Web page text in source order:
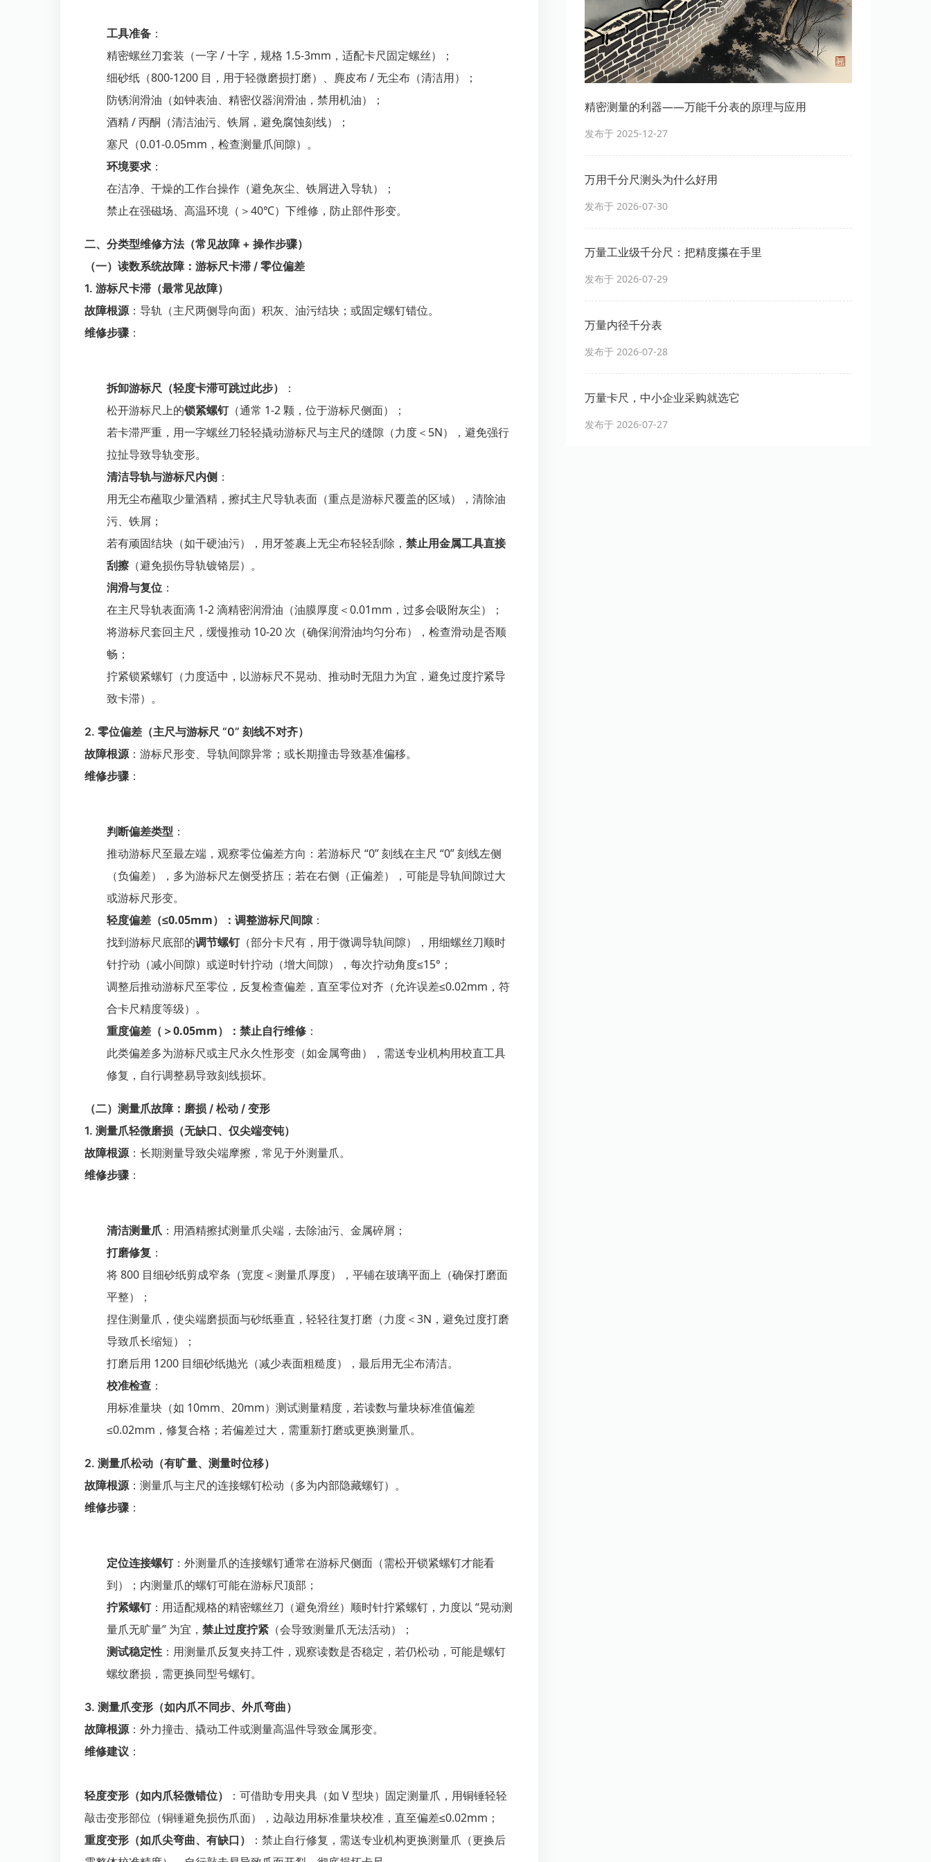
工具准备 ：
精密螺丝刀套装（一字 / 十字，规格 1.5-3mm，适配卡尺固定螺丝）；
细砂纸（800-1200 目，用于轻微磨损打磨）、麂皮布 / 无尘布（清洁用）；
防锈润滑油（如钟表油、精密仪器润滑油，禁用机油）；
酒精 / 丙酮（清洁油污、铁屑，避免腐蚀刻线）；
塞尺（0.01-0.05mm，检查测量爪间隙）。
环境要求 ：
在洁净、干燥的工作台操作（避免灰尘、铁屑进入导轨）；
禁止在强磁场、高温环境（＞40℃）下维修，防止部件形变。
二、分类型维修方法（常见故障 + 操作步骤）
（一）读数系统故障：游标尺卡滞 / 零位偏差
1. 游标尺卡滞（最常见故障）
故障根源：导轨（主尺两侧导向面）积灰、油污结块；或固定螺钉错位。
维修步骤：
拆卸游标尺（轻度卡滞可跳过此步）
：
松开游标尺上的锁紧螺钉（通常 1-2 颗，位于游标尺侧面）；
若卡滞严重，用一字螺丝刀轻轻撬动游标尺与主尺的缝隙（力度＜5N），避免强行
拉扯导致导轨变形。
清洁导轨与游标尺内侧 ：
用无尘布蘸取少量酒精，擦拭主尺导轨表面（重点是游标尺覆盖的区域），清除油
污、铁屑；
若有顽固结块（如干硬油污），用牙签裹上无尘布轻轻刮除，禁止用金属工具直接
刮擦 （避免损伤导轨镀铬层）。
润滑与复位 ：
在主尺导轨表面滴 1-2 滴精密润滑油（油膜厚度＜0.01mm，过多会吸附灰尘）；
将游标尺套回主尺，缓慢推动 10-20 次（确保润滑油均匀分布），检查滑动是否顺
畅；
拧紧锁紧螺钉（力度适中，以游标尺不晃动、推动时无阻力为宜，避免过度拧紧导
致卡滞）。
2. 零位偏差（主尺与游标尺 “0” 刻线不对齐）
故障根源：游标尺形变、导轨间隙异常；或长期撞击导致基准偏移。
维修步骤：
判断偏差类型 ：
推动游标尺至最左端，观察零位偏差方向：若游标尺 “0” 刻线在主尺 “0” 刻线左侧
（负偏差），多为游标尺左侧受挤压；若在右侧（正偏差），可能是导轨间隙过大
或游标尺形变。
轻度偏差（≤0.05mm）：调整游标尺间隙：
找到游标尺底部的调节螺钉（部分卡尺有，用于微调导轨间隙），用细螺丝刀顺时
针拧动（减小间隙）或逆时针拧动（增大间隙），每次拧动角度≤15°；
调整后推动游标尺至零位，反复检查偏差，直至零位对齐（允许误差≤0.02mm，符
合卡尺精度等级）。
重度偏差（＞0.05mm）：禁止自行维修 ：
此类偏差多为游标尺或主尺永久性形变（如金属弯曲），需送专业机构用校直工具
修复，自行调整易导致刻线损坏。
（二）测量爪故障：磨损 / 松动 / 变形
1. 测量爪轻微磨损（无缺口、仅尖端变钝）
故障根源：长期测量导致尖端摩擦，常见于外测量爪。
维修步骤：
清洁测量爪 ：用酒精擦拭测量爪尖端，去除油污、金属碎屑；
打磨修复 ：
将 800 目细砂纸剪成窄条（宽度＜测量爪厚度），平铺在玻璃平面上（确保打磨面
平整）；
捏住测量爪，使尖端磨损面与砂纸垂直，轻轻往复打磨（力度＜3N，避免过度打磨
导致爪长缩短）；
打磨后用 1200 目细砂纸抛光（减少表面粗糙度），最后用无尘布清洁。
校准检查 ：
用标准量块（如 10mm、20mm）测试测量精度，若读数与量块标准值偏差
≤0.02mm，修复合格；若偏差过大，需重新打磨或更换测量爪。
2. 测量爪松动（有旷量、测量时位移）
故障根源：测量爪与主尺的连接螺钉松动（多为内部隐藏螺钉）。
维修步骤：
定位连接螺钉：外测量爪的连接螺钉通常在游标尺侧面（需松开锁紧螺钉才能看
到）；内测量爪的螺钉可能在游标尺顶部；
拧紧螺钉：用适配规格的精密螺丝刀（避免滑丝）顺时针拧紧螺钉，力度以 “晃动测
量爪无旷量” 为宜，禁止过度拧紧 （会导致测量爪无法活动）；
测试稳定性 ：用测量爪反复夹持工件，观察读数是否稳定，若仍松动，可能是螺钉
螺纹磨损，需更换同型号螺钉。
3. 测量爪变形（如内爪不同步、外爪弯曲）
故障根源：外力撞击、撬动工件或测量高温件导致金属形变。
维修建议 ：
轻度变形（如内爪轻微错位）
：可借助专用夹具（如 V 型块）固定测量爪，用铜锤轻轻
敲击变形部位（铜锤避免损伤爪面），边敲边用标准量块校准，直至偏差≤0.02mm；
重度变形（如爪尖弯曲、有缺口）
：禁止自行修复，需送专业机构更换测量爪（更换后
精密测量的利器——万能千分表的原理与应用
发布于 2025-12-27
万用千分尺测头为什么好用
发布于 2026-07-30
万量工业级千分尺：把精度攥在手里
发布于 2026-07-29
万量内径千分表
发布于 2026-07-28
万量卡尺，中小企业采购就选它
发布于 2026-07-27